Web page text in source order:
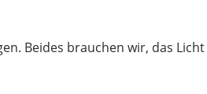
Beides brauchen wir, das Licht